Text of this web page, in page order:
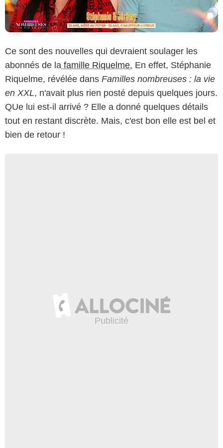
Ce sont des nouvelles qui devraient soulager les
abonnés de la famille Riquelme. En effet, Stéphanie
Riquelme, révélée dans Familles nombreuses : la vie
en XXL, n'avait plus rien posté depuis quelques jours.
QUe lui est-il arrivé ? Elle a donné quelques détails
tout en restant discrète. Mais, c'est bon elle est bel et
bien de retour !